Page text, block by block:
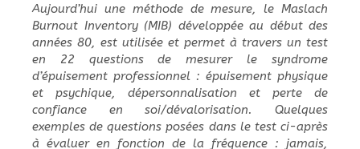
Aujourd’hui une méthode de mesure, le Maslach
Burnout Inventory (MIB) développée au début des
années 80, est utilisée et permet à travers un test
en 22 questions de mesurer le syndrome
d’épuisement professionnel : épuisement physique
et psychique, dépersonnalisation et perte de
confiance en soi/dévalorisation. Quelques
exemples de questions posées dans le test ci-après
à évaluer en fonction de la fréquence : jamais,